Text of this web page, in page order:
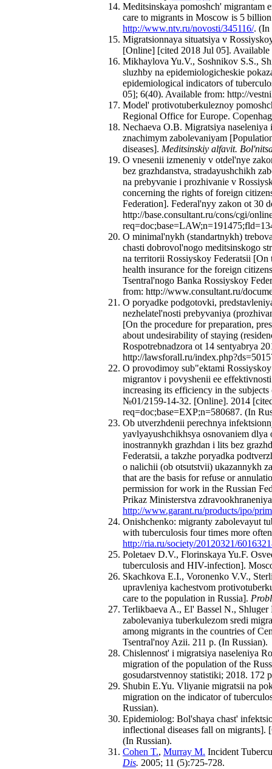
Meditsinskaya pomoshch' migrantam
care to migrants in Moscow is 5
http://www.ntv.ru/novosti/345116/. (In
Migratsionnaya situatsiya v
[Online] [cited 2018 Jul 05].
Mikhaylova Yu.V., Soshnikov S.S.,
sluzhby na epidemiologicheskie
epidemiological indicators of
05]; 6(40). Available from: http://
Model' protivotuberkuleznoy
Regional Office for Europe.
Nechaeva O.B. Migratsiya
znachimym zabolevaniyam
diseases]. Meditsinskiy alfavit.
O vnesenii izmeneniy v otdel'nye
bez grazhdanstva, stradayushchikh
na prebyvanie i prozhivanie v
concerning the rights of foreign
Federation]. Federal'nyy zakon ot 30
http://base.consultant.ru/cons/cgi/
O minimal'nykh (standartnykh)
chasti dobrovol'nogo meditsinskogo
na territorii Rossiyskoy Federatsii [On
health insurance for the foreign
Tsentral'nogo Banka Rossiyskoy
from: http://www.consultant.ru/
O poryadke podgotovki,
nezhelatel'nosti prebyvaniya
[On the procedure for preparation,
about undesirability of staying
Rospotrebnadzora ot 14 sentyabrya
http://lawsforall.ru/
O provodimoy sub"ektami
migrantov i povyshenii ee
increasing its efficiency in the
№01/2159-14-32. [Online]. 2014
req=doc;base=EXP;n=580687. (In
Ob utverzhdenii perechnya
yavlyayushchikhsya osnovaniem
inostrannykh grazhdan i lits bez
Federatsii, a takzhe poryadka
o nalichii (ob otsutstvii) ukazannykh
that are the basis for refuse or
permission for work in the Russian
Prikaz Ministerstva
http://www.garant.ru/products/ipo/
Onishchenko: migranty zabolevayut
with tuberculosis four times more
http://ria.ru/society/20120321/
Poletaev D.V., Florinskaya Yu.F.
tuberculosis and HIV-infection].
Skachkova E.I., Voronenko V.V.,
upravleniya kachestvom
care to the population in Russia].
Terlikbaeva A., El' Bassel N.,
zabolevaniya tuberkulezom sredi
among migrants in the countries of
Tsentral'noy Azii. 211 p. (In Russian).
Chislennost' i migratsiya naseleniya
migration of the population of the
gosudarstvennoy statistiki; 2018. 172
Shubin E.Yu. Vliyanie migratsii na
migration on the indicator of
Russian).
Epidemiolog: Bol'shaya chast'
inflectional diseases fall on
(In Russian).
Cohen T., Murray M. Incident
Dis. 2005; 11 (5):725-728.